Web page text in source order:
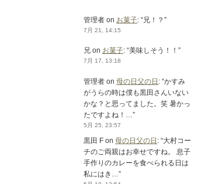
管理者 on お菓子: “兄！？ ”
7月 21, 14:15
兄 on お菓子: “美味しそう！！ ”
7月 17, 13:18
管理者 on 母の日父の日 : “かすみ
がうらの時は僕も黒田さんいない
かな？と思ってました。笑 暑かっ
たですよね！… ”
5月 25, 23:57
黒田 F on 母の日父の日 : “大村コー
チのご両親はお幸せですね。 息子
手作りのカレーを食べられる日は
私にはき…”